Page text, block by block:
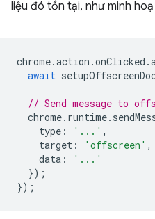
liệu đó tồn tại, như minh
chrome.action .onClicked .
await
// Send message to
chrome. runtime.
type : '...' ,
target : 'offscreen' ,
data :
'...'
});
});